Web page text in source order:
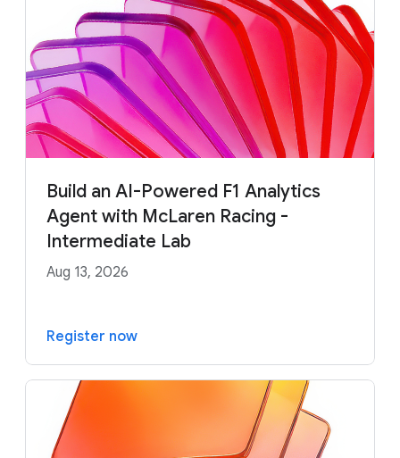
Build an AI-Powered F1 Analytics
Agent with McLaren Racing -
Intermediate Lab
Aug 13, 2026
Register now